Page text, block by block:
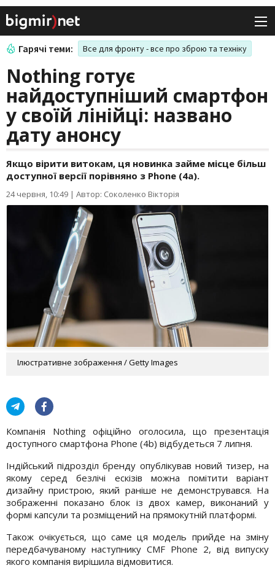
Гарячі теми: Все для фронту - все про зброю та техніку
Nothing готує
найдоступніший смартфон
у своїй лінійці: названо
дату анонсу
Якщо вірити витокам, ця новинка займе місце більш
доступної версії порівняно з Phone (4a).
24 червня, 10:49 | Автор: Соколенко Вікторія
Ілюстративне зображення / Getty Images
Компанія Nothing офіційно оголосила, що презентація
доступного смартфона Phone (4b) відбудеться 7 липня.
Індійський підрозділ бренду опублікував новий тизер, на
якому серед безлічі ескізів можна помітити варіант
дизайну пристрою, який раніше не демонструвався. На
зображенні показано блок із двох камер, виконаний у
формі капсули та розміщений на прямокутній платформі.
Також очікується, що саме ця модель прийде на зміну
передбачуваному наступнику CMF Phone 2, від випуску
якого компанія вирішила відмовитися.